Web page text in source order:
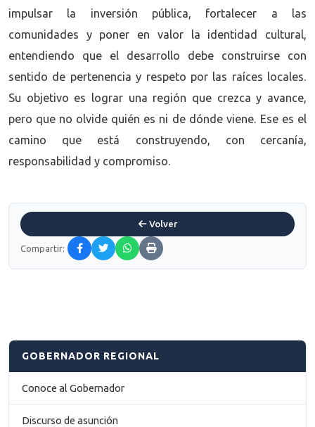
impulsar la inversión pública, fortalecer a las
comunidades y poner en valor la identidad cultural,
entendiendo que el desarrollo debe construirse con
sentido de pertenencia y respeto por las raíces locales.
Su objetivo es lograr una región que crezca y avance,
pero que no olvide quién es ni de dónde viene. Ese es el
camino que está construyendo, con cercanía,
responsabilidad y compromiso.
Volver
Compartir:
GOBERNADOR REGIONAL
Conoce al Gobernador
Discurso de asunción